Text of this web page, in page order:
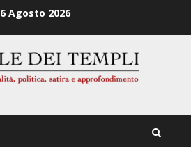
6 Agosto 2026